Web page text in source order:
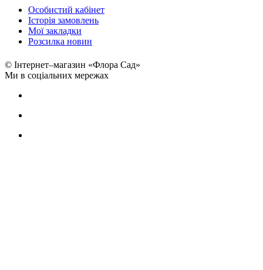
Особистий кабінет
Історія замовлень
Мої закладки
Розсилка новин
© Інтернет–магазин «Флора Сад»
Ми в соціальних мережах